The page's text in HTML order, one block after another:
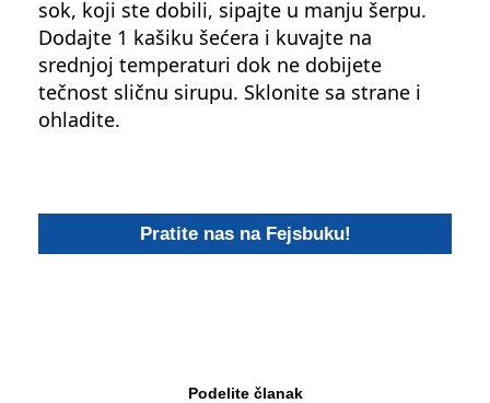
sok, koji ste dobili, sipajte u manju šerpu.
Dodajte 1 kašiku šećera i kuvajte na
srednjoj temperaturi dok ne dobijete
tečnost sličnu sirupu. Sklonite sa strane i
ohladite.
Pratite nas na Fejsbuku!
Podelite članak